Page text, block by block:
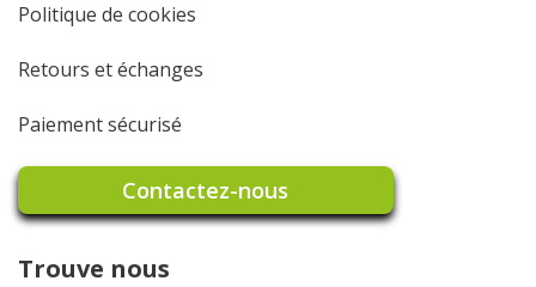
Politique de cookies
Retours et échanges
Paiement sécurisé
Contactez-nous
Trouve nous